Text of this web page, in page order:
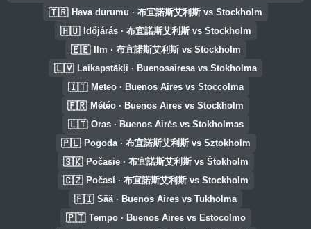
🇹🇷 Hava durumu · 布宜諾斯艾利斯 vs Stockholm
🇭🇺 Időjárás · 布宜諾斯艾利斯 vs Stockholm
🇪🇪 Ilm · 布宜諾斯艾利斯 vs Stockholm
🇱🇻 Laikapstākļi · Buenosairesa vs Stokholma
🇮🇹 Meteo · Buenos Aires vs Stoccolma
🇫🇷 Météo · Buenos Aires vs Stockholm
🇱🇹 Oras · Buenos Airės vs Stokholmas
🇵🇱 Pogoda · 布宜諾斯艾利斯 vs Sztokholm
🇸🇰 Počasie · 布宜諾斯艾利斯 vs Štokholm
🇨🇿 Počasí · 布宜諾斯艾利斯 vs Stockholm
🇫🇮 Sää · Buenos Aires vs Tukholma
🇵🇹 Tempo · Buenos Aires vs Estocolmo